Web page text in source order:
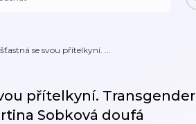
se svou přítelkyní. ...
přítelkyní. Transgender
Sobková doufá